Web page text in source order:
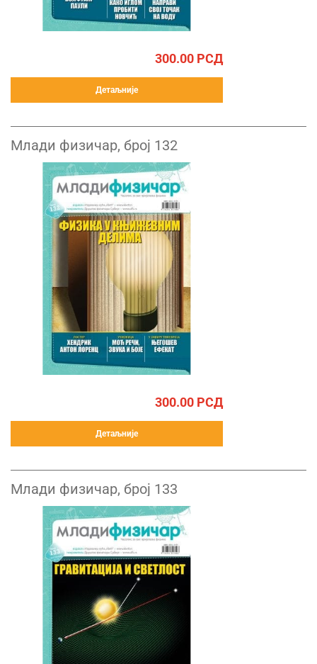
300.00 РСД
Детаљније
Млади физичар, број 132
300.00 РСД
Детаљније
Млади физичар, број 133